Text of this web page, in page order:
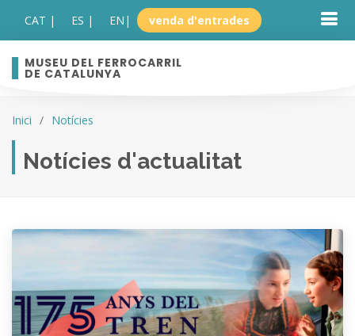
CAT | ES | EN | venda d'entrades
MUSEU DEL FERROCARRIL
DE CATALUNYA
Inici Notícies
Notícies d'actualitat